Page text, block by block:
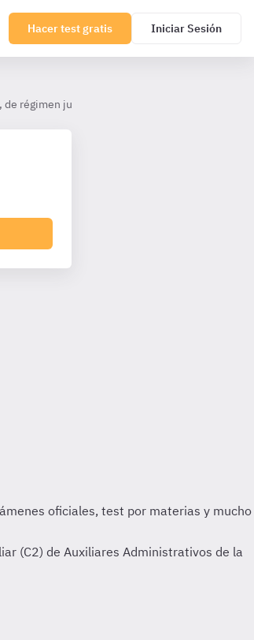
Hacer test gratis Iniciar Sesión
de régimen jurídico del sector público.
(C2) de Auxiliares Administrativos de la